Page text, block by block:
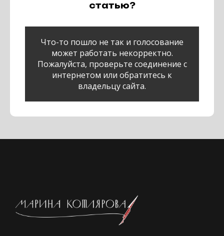
статью?
Что-то пошло не так и голосование
может работать некорректно.
Пожалуйста, проверьте соединение с
интернетом или обратитесь к
владельцу сайта.